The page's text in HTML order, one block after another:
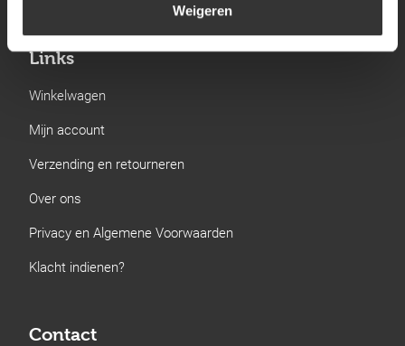
Weigeren
Links
Winkelwagen
Mijn account
Verzending en retourneren
Over ons
Privacy en Algemene Voorwaarden
Klacht indienen?
Contact